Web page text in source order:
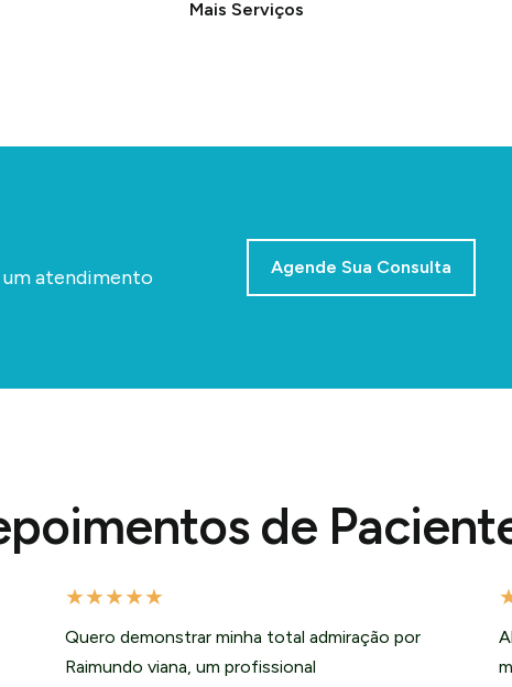
Mais Serviços
atendimento Agende Sua Consulta
de
★★★★★
Quero demonstrar minha total admiração por
Raimundo viana, um profissional